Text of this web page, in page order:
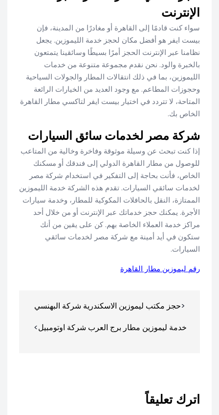
الإنترنت
سواء كنت قادمًا إلى القاهرة أو مغادرًا من المدينة، فإن
بيست ايفر هو أفضل مكان لحجز خدمة الليموزين. يجعل
نظامنا عبر الإنترنت الحجز أمرًا بسيطًا وسائقينا يتمتعون
بالخبرة والود. نحن نقدم مجموعة متنوعة من خدمات
الليموزين، بما في ذلك انتقالات المطار والجولات السياحية
وحجوزات المطاعم. مع وجود العديد من الخيارات الرائعة
المتاحة، لا تتردد في اختيار بيست ايفر لتاكسي مطار القاهرة
الخاص بك.
شركة مصر لخدمات سائق السيارات
إذا كنت تبحث عن وسيلة موثوقة وفاخرة وخالية من المتاعب
للوصول من مطار القاهرة الدولي إلى فندقك أو مسكنك
الخاص، فأنت بحاجة إلى التفكير في استخدام شركة مصر
لخدمات سائقي السيارات. تقدم هذه الشركة خدمة الليموزين
الممتازة، النقل بالحافلات المكوكية للمطار، وخدمة سيارات
الأجرة. يمكنك حجز خدماتك عبر الإنترنت أو من خلال أحد
مراكز خدمة العملاء الخاصة بهم. كن على يقين من أنك
ستكون في أيد أمينة مع شركة مصر لخدمات سائقي
السيارات.
رقم ليموزين مطار القاهرة
المقالاتحجز مكتب ليموزين الاسكندرية شركة البهنسي
خدمة ليموزين مطار برج العرب شركة اوتومبيل
اترك تعليقاً